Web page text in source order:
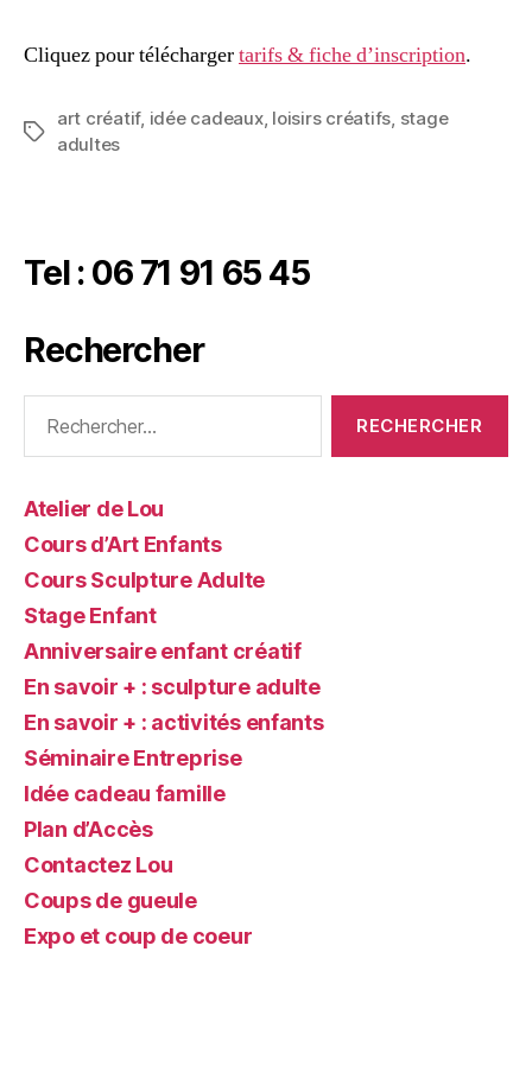
Cliquez pour téléchargertarifs & fiche d’inscription.
art créatif, idée cadeaux, loisirs créatifs, stage
adultes
Tel : 06 71 91 65 45
Rechercher
Atelier de Lou
Cours d’Art Enfants
Cours Sculpture Adulte
Stage Enfant
Anniversaire enfant créatif
En savoir + : sculpture adulte
En savoir + : activités enfants
Séminaire Entreprise
Idée cadeau famille
Plan d’Accès
Contactez Lou
Coups de gueule
Expo et coup de coeur